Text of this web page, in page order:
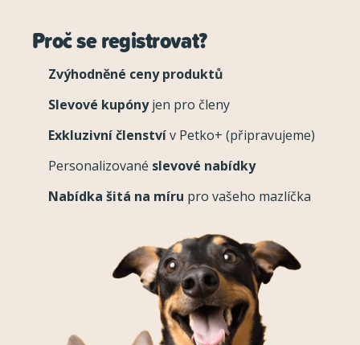
Proč se registrovat?
Zvýhodněné ceny produktů
Slevové kupónyjen pro členy
Exkluzivní členstvív Petko+ (připravujeme)
Personalizované slevové nabídky
Nabídka šitá na míru pro vašeho mazlíčka